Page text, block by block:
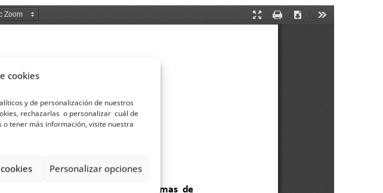
cookies
y de personalización de nuestros
rechazarlas o personalizar cuál de
tener más información, visite nuestra
Personalizar opciones